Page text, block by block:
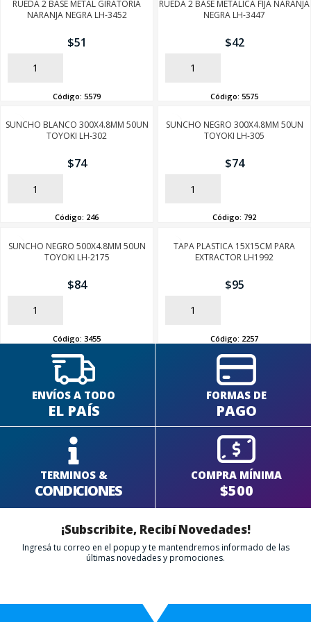
RUEDA 2 BASE METAL GIRATORIA
NARANJA NEGRA LH-3452
$51
AÑADIR
Código: 5579
RUEDA 2 BASE METALICA FIJA NARANJA
NEGRA LH-3447
$42
AÑADIR
Código: 5575
SUNCHO BLANCO 300X4.8MM 50UN
TOYOKI LH-302
$74
AÑADIR
Código: 246
SUNCHO NEGRO 300X4.8MM 50UN
TOYOKI LH-305
$74
AÑADIR
Código: 792
SUNCHO NEGRO 500X4.8MM 50UN
TOYOKI LH-2175
$84
AÑADIR
Código: 3455
TAPA PLASTICA 15X15CM PARA
EXTRACTOR LH1992
$95
AÑADIR
Código: 2257
ENVÍOS A TODO
EL PAÍS
FORMAS DE
PAGO
TERMINOS &
CONDICIONES
COMPRA MÍNIMA
$500
¡Subscribite, Recibí Novedades!
Ingresá tu correo en el popup y te mantendremos informado de las
últimas novedades y promociones.